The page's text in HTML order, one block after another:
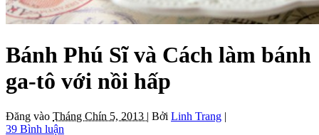
Bánh Phú Sĩ và Cách làm bánh
ga-tô với nồi hấp
Đăng vào Tháng Chín 5, 2013 | Bởi Linh Trang |
39 Bình luận